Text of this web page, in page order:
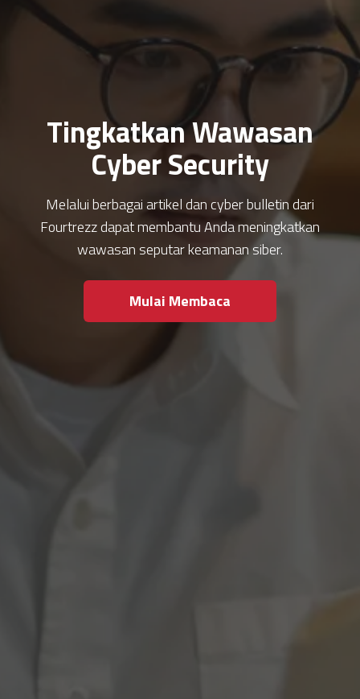
Tingkatkan Wawasan
Cyber Security
Melalui berbagai artikel dan cyber bulletin dari
Fourtrezz dapat membantu Anda meningkatkan
wawasan seputar keamanan siber.
Mulai Membaca